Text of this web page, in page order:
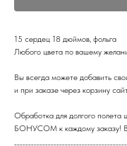
15 сердец 18 дюймов, фольга
Любого цвета по вашему
Вы всегда можете добавить
и при заказе через корзину
Обработка для долгого полета
БОНУСОМ к каждому заказу!